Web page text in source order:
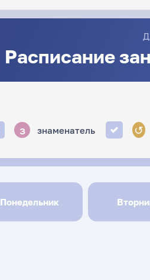
Расписание
з знаменатель ↺
Понедельник